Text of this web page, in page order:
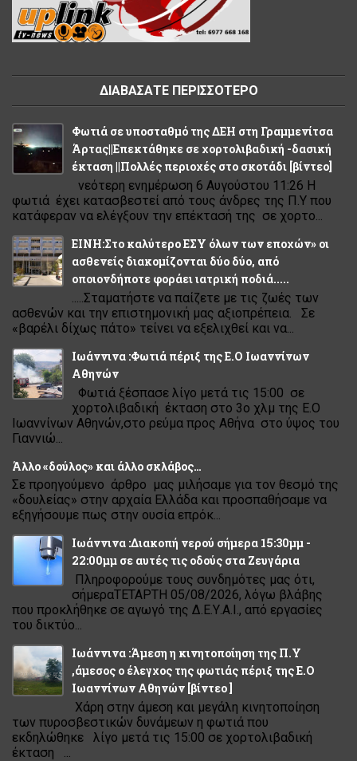
ΔΙΑΒΑΣΑΤΕ ΠΕΡΙΣΣΟΤΕΡΟ
Φωτιά σε υποσταθμό της ΔΕΗ στη Γραμμενίτσα
Άρτας||Επεκτάθηκε σε χορτολιβαδική -δασική
έκταση ||Πολλές περιοχές στο σκοτάδι [βίντεο]
νεότερη ενημέρωση 6 Αυγούστου 11:26 Η
φωτιά έχει κατασβεστεί από τους άνδρες της Π.Υ που
κατάφεραν να ελέγξουν την επέκτασή της σε χορτο...
ΕΙΝΗ:Στο καλύτερο ΕΣΥ όλων των εποχών» οι
ασθενείς διακομίζονται δύο δύο, από
οποιονδήποτε φοράει ιατρική ποδιά.....
.....Σταματήστε να παίζετε με τις ζωές των
ασθενών και την επιστημονική μας αξιοπρέπεια. Σε
«βαρέλι δίχως πάτο» τείνει να εξελιχθεί και να...
Ιωάννινα :Φωτιά πέριξ της Ε.Ο Ιωαννίνων
Αθηνών
Φωτιά ξέσπασε λίγο μετά τις 15:00 σε
χορτολιβαδική έκταση στο 3ο χλμ της Ε.Ο
Ιωαννίνων Αθηνών,στο ρεύμα προς Αθήνα στο ύψος του
Γιαννιώ...
Άλλο «δούλος» και άλλο σκλάβος…
Σε προηγούμενο άρθρο μας μιλήσαμε για τον θεσμό της
«δουλείας» στην αρχαία Ελλάδα και προσπαθήσαμε να
εξηγήσουμε πως στην ουσία επρόκ...
Ιωάννινα :Διακοπή νερού σήμερα 15:30μμ -
22:00μμ σε αυτές τις οδούς στα Ζευγάρια
Πληροφορούμε τους συνδημότες μας ότι,
σήμεραΤΕΤΑΡΤΗ 05/08/2026, λόγω βλάβης
που προκλήθηκε σε αγωγό της Δ.Ε.Υ.Α.Ι., από εργασίες
του δικτύο...
Ιωάννινα :Άμεση η κινητοποίηση της Π.Υ
,άμεσος ο έλεγχος της φωτιάς πέριξ της Ε.Ο
Ιωαννίνων Αθηνών [βίντεο ]
Χάρη στην άμεση και μεγάλη κινητοποίηση
των πυροσβεστικών δυνάμεων η φωτιά που
εκδηλώθηκε λίγο μετά τις 15:00 σε χορτολιβαδική
έκταση ...